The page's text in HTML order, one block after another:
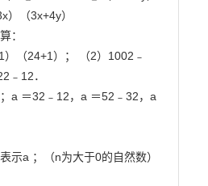
）（3x+4y）
：
）（24+1）； （2）1002﹣
．
a ＝32﹣12，a ＝52﹣32，a
示a ；（n为大于0的自然数）